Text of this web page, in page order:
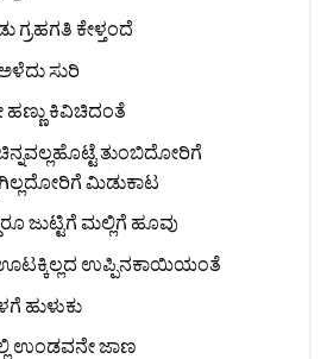
ಗ್ರಹಗತಿ ಕೇಳ್ತಂದೆ
ಸುರಿ
ಕಿವಿಚಿದಂತೆ
ತುಂಬಿದೋರಿಗೆ
ಮಿಡುಕಾಟ
ಜುಟ್ಟಿಗೆ ಮಲ್ಲಿಗೆ ಹೂವು
ಊಟಕ್ಕಿಲ್ಲದ ಉಪ್ಪಿನಕಾಯಿಯಂತೆ
ಹುಳುಕು
ಉಂಡವನೇ ಜಾಣ